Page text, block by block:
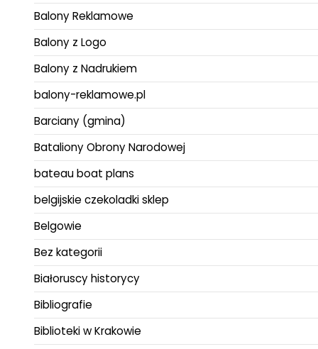
Balony Reklamowe
Balony z Logo
Balony z Nadrukiem
balony-reklamowe.pl
Barciany (gmina)
Bataliony Obrony Narodowej
bateau boat plans
belgijskie czekoladki sklep
Belgowie
Bez kategorii
Białoruscy historycy
Bibliografie
Biblioteki w Krakowie